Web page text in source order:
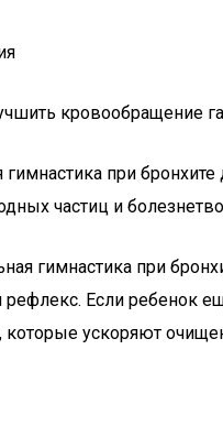
кровообращение
при
частиц и
гимнастика при
рефлекс. Если ребенок
которые ускоряют